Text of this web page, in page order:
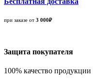
при заказе от 3 000₽
Защита покупателя
100% качество продукции